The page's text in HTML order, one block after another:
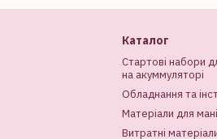
Каталог
Стартові набори
на акуммуляторі
Обладнання та
Матеріали для
Витратні